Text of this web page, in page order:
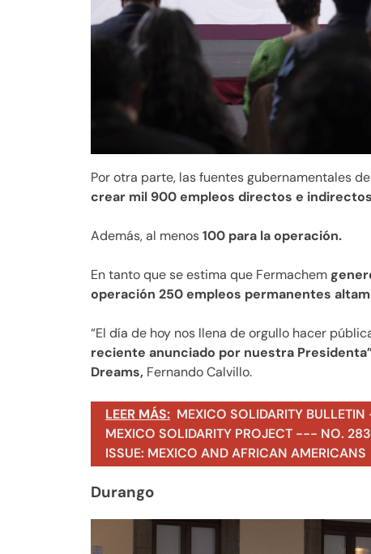
Por otra parte, las fuentes gubernamentales
crear mil 900 empleos directos e
Además, al menos100 para la operación.
En tanto que se estima que Fermachem
operación 250 empleos permanentes
“El día de hoy nos llena de orgullo hacer
reciente anunciado por nuestra
Dreams, Fernando Calvillo.
LEER MÁS: MEXICO SOLIDARITY
MEXICO SOLIDARITY PROJECT --- NO.
ISSUE: MEXICO AND AFRICAN AMERICANS
Durango